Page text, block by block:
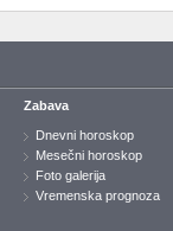
Zabava
Dnevni horoskop
Mesečni horoskop
Foto galerija
Vremenska prognoza